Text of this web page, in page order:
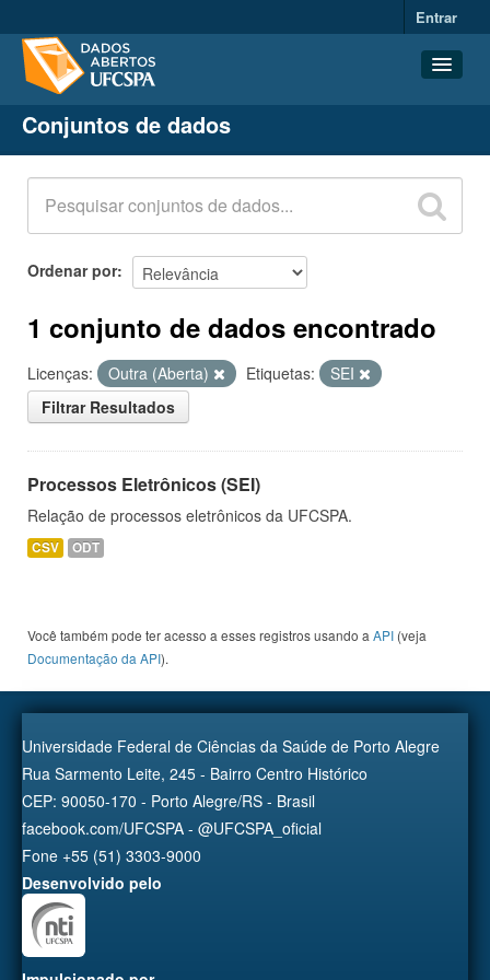
Entrar
Conjuntos de dados
Organizações
Grupos
Sobre
Conjuntos de dados
Ordenar por
1 conjunto de dados encontrado
Licenças: Outra (Aberta) Etiquetas:
SEI
Filtrar Resultados
Processos Eletrônicos (SEI)
Relação de processos eletrônicos da UFCSPA.
CSV ODT
Você também pode ter acesso a esses registros usando a API (veja
Documentação da API).
Universidade Federal de Ciências da Saúde de Porto Alegre
Rua Sarmento Leite, 245 - Bairro Centro Histórico
CEP: 90050-170 - Porto Alegre/RS - Brasil
facebook.com/UFCSPA - @UFCSPA_oficial
Fone +55 (51) 3303-9000
Desenvolvido pelo